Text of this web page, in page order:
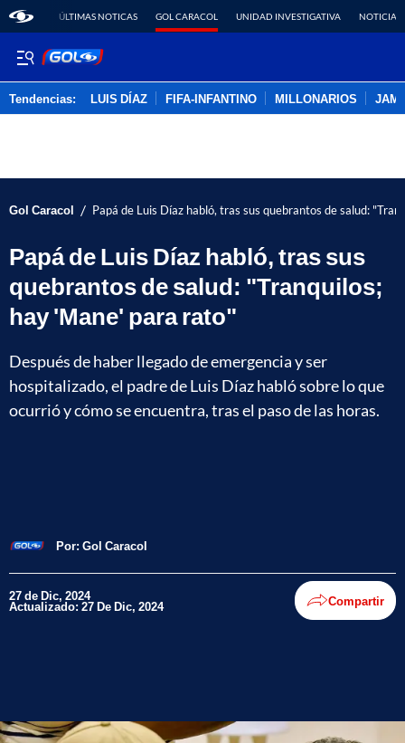
ÚLTIMAS NOTICAS GOL CARACOL UNIDAD INVESTIGATIVA NOTICIAS
Tendencias: LUIS DÍAZ FIFA-INFANTINO MILLONARIOS
Gol Caracol / Papá de Luis Díaz habló, tras sus quebrantos de salud:
Papá de Luis Díaz habló, tras sus
quebrantos de salud: "Tranquilos;
hay 'Mane' para rato"
Después de haber llegado de emergencia y ser
hospitalizado, el padre de Luis Díaz habló sobre lo que
ocurrió y cómo se encuentra, tras el paso de las horas.
Por: Gol Caracol
27 de Dic, 2024
Actualizado: 27 De Dic, 2024 Compartir